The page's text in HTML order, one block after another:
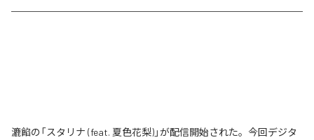
漉餡の「スタリナ (feat. 夏色花梨)」が配信開始された。今回デジタ